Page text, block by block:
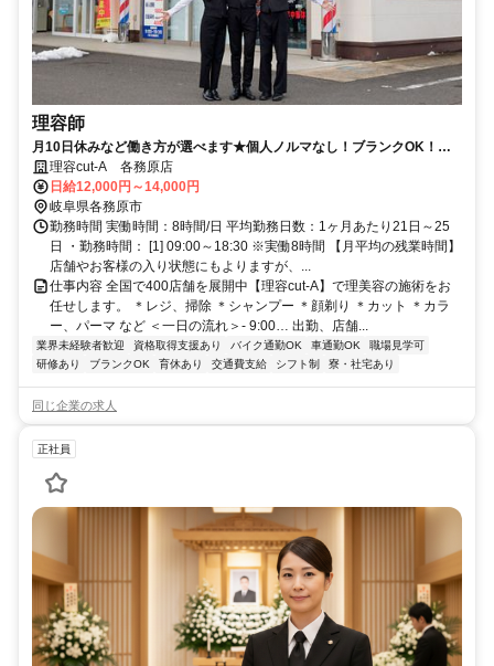
理容師
月10日休みなど働き方が選べます★個人ノルマなし！ブランクOK！給
与もスキルもアップできる環境が◎収入重視 or プライベート重視などお
好みの働き方を教えて下さいね♪
理容cut-A 各務原店
日給12,000円～14,000円
岐阜県各務原市
勤務時間 実働時間：8時間/日 平均勤務日数：1ヶ月あたり21日～25
日 ・勤務時間： [1] 09:00～18:30 ※実働8時間 【月平均の残業時間】
店舗やお客様の入り状態にもよりますが、...
仕事内容 全国で400店舗を展開中【理容cut-A】で理美容の施術をお
任せします。 ＊レジ、掃除 ＊シャンプー ＊顔剃り ＊カット ＊カラ
ー、パーマ など ＜一日の流れ＞- 9:00… 出勤、店舗...
業界未経験者歓迎 資格取得支援あり バイク通勤OK 車通勤OK
職場見学可
研修あり
ブランクOK 育休あり 交通費支給 シフト制 寮・社宅あり
同じ企業の求人
正社員